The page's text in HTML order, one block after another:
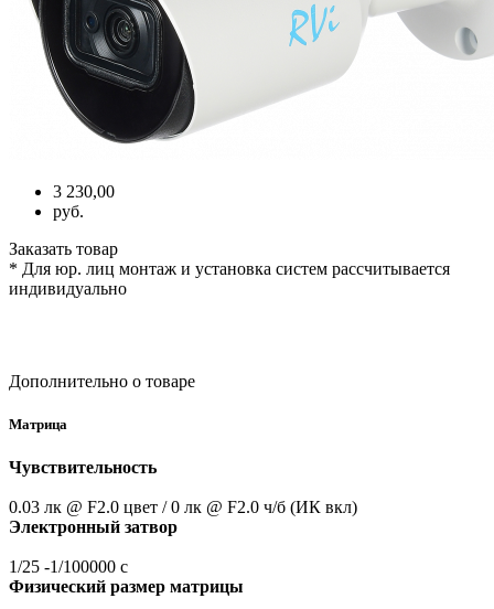
3 230,00
руб.
Заказать товар
* Для юр. лиц монтаж и установка систем рассчитывается
индивидуально
Дополнительно о товаре
Матрица
Чувствительность
0.03 лк @ F2.0 цвет / 0 лк @ F2.0 ч/б (ИК вкл)
Электронный затвор
1/25 -1/100000 с
Физический размер матрицы